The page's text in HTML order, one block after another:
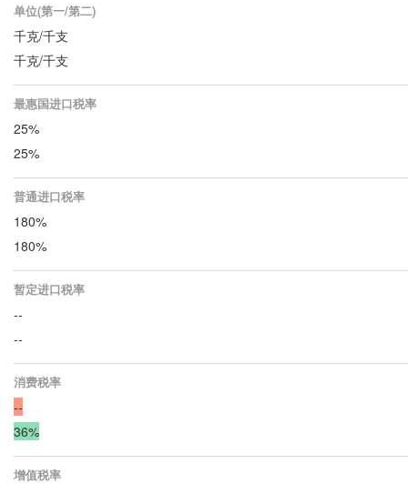
单位(第一/第二)
千克/千支
千克/千支
最惠国进口税率
25%
25%
普通进口税率
180%
180%
暂定进口税率
--
--
消费税率
--
36%
增值税率